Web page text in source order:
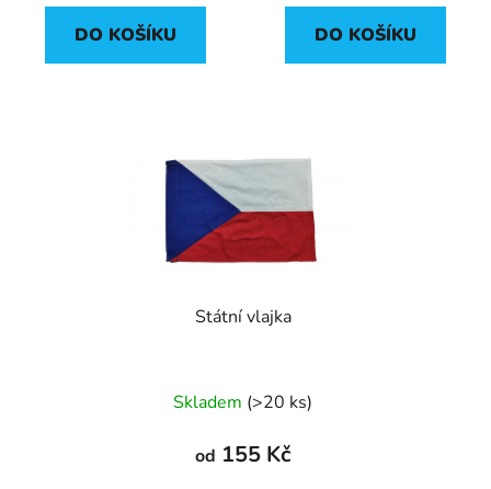
5,0
z
DO KOŠÍKU
5,0
z
DO KOŠÍKU
Státní vlajka
hodnocení
produktu
Skladem (>20 ks)
od 155 Kč